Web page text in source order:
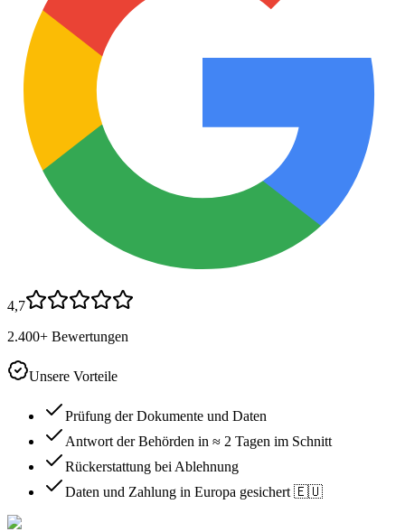
4,7
2.400+ Bewertungen
Unsere Vorteile
Prüfung der Dokumente und Daten
Antwort der Behörden in ≈ 2 Tagen im Schnitt
Rückerstattung bei Ablehnung
Daten und Zahlung in Europa gesichert 🇪🇺